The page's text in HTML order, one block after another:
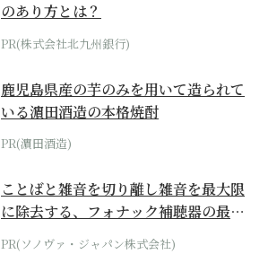
のあり方とは？
PR(株式会社北九州銀行)
鹿児島県産の芋のみを用いて造られて
いる濵田酒造の本格焼酎
PR(濵田酒造)
ことばと雑音を切り離し雑音を最大限
に除去する、フォナック補聴器の最上
位モデル
PR(ソノヴァ・ジャパン株式会社)